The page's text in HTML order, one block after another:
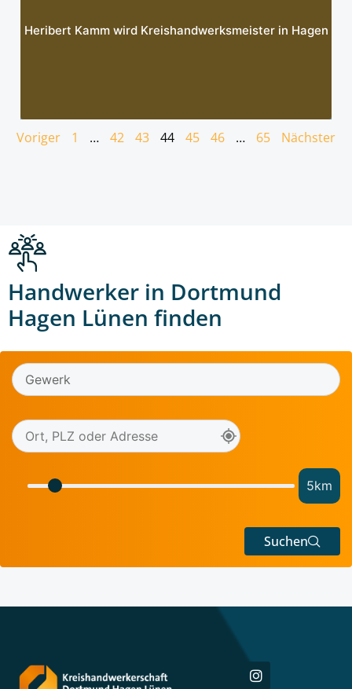
Heribert Kamm wird Kreishandwerksmeister in Hagen
Voriger 1 … 42 43 44 45 46 … 65 Nächster
Handwerker in Dortmund
Hagen Lünen finden
5km
Suchen